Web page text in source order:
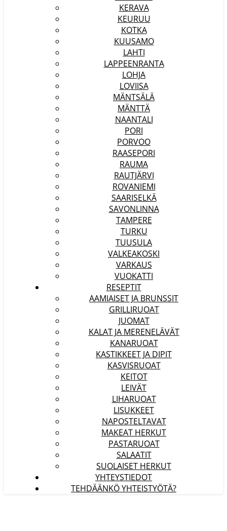
KERAVA
KEURUU
KOTKA
KUUSAMO
LAHTI
LAPPEENRANTA
LOHJA
LOVIISA
MÄNTSÄLÄ
MÄNTTÄ
NAANTALI
PORI
PORVOO
RAASEPORI
RAUMA
RAUTJÄRVI
ROVANIEMI
SAARISELKÄ
SAVONLINNA
TAMPERE
TURKU
TUUSULA
VALKEAKOSKI
VARKAUS
VUOKATTI
RESEPTIT
AAMIAISET JA BRUNSSIT
GRILLIRUOAT
JUOMAT
KALAT JA MERENELÄVÄT
KANARUOAT
KASTIKKEET JA DIPIT
KASVISRUOAT
KEITOT
LEIVÄT
LIHARUOAT
LISUKKEET
NAPOSTELTAVAT
MAKEAT HERKUT
PASTARUOAT
SALAATIT
SUOLAISET HERKUT
YHTEYSTIEDOT
TEHDÄÄNKÖ YHTEISTYÖTÄ?